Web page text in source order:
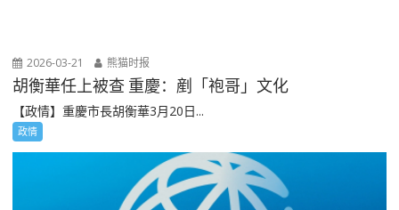
2026-03-21 熊猫时报
胡衡華任上被查 重慶：剷「袍哥」文化
【政情】重慶市長胡衡華3月20日...
政情